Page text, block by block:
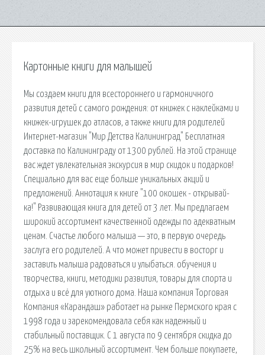
Картонные книги для малышей
Мы создаем книги для всестороннего и гармоничного
развития детей с самого рождения: от книжек с наклейками и
книжек-игрушек до атласов, а также книги для родителей
Интернет-магазин "Мир Детства Калининград" Бесплатная
доставка по Калининграду от 1300 рублей. На этой странице
вас ждет увлекательная экскурсия в мир скидок и подарков!
Специально для вас еще больше уникальных акций и
предложений. Аннотация к книге "100 окошек - открывай-
ка!" Развивающая книга для детей от 3 лет. Мы предлагаем
широкий ассортимент качественной одежды по адекватным
ценам. Счастье любого малыша — это, в первую очередь
заслуга его родителей. А что может привести в восторг и
заставить малыша радоваться и улыбаться. обучения и
творчества, книги, методики развития, товары для спорта и
отдыха и всё для уютного дома. Наша компания Торговая
Компания «Карандаш» работает на рынке Пермского края с
1998 года и зарекомендовала себя как надежный и
стабильный поставщик. С 1 августа по 9 сентября скидка до
25% на весь школьный ассортимент. Чем больше покупаете,